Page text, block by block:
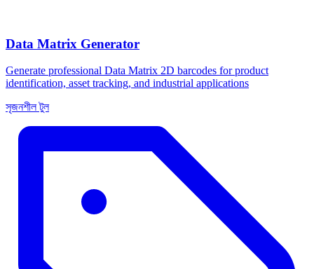
Data Matrix Generator
Generate professional Data Matrix 2D barcodes for product
identification, asset tracking, and industrial applications
সৃজনশীল টুল